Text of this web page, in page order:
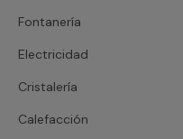
Fontanería
Electricidad
Cristalería
Calefacción